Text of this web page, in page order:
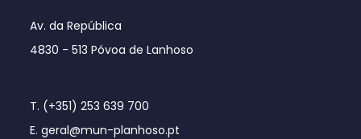
Av. da República
4830 - 513 Póvoa de Lanhoso
T. (+351) 253 639 700
E. geral@mun-planhoso.pt